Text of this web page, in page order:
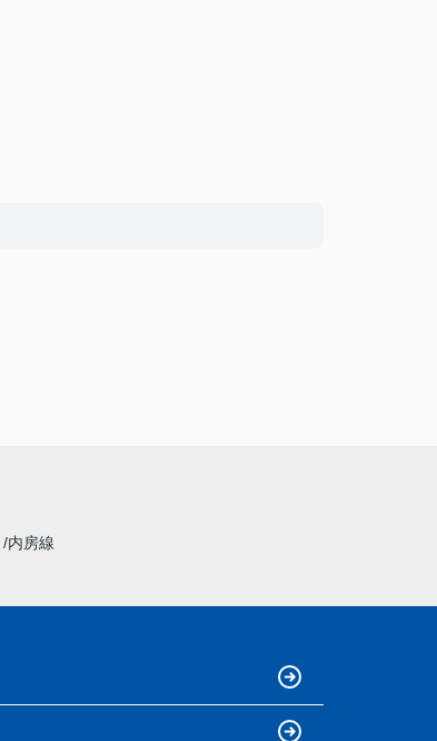
内房線